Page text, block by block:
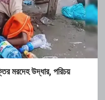
মরদেহ উদ্ধার, পরিচয়